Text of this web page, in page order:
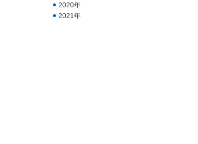
2020年
2021年